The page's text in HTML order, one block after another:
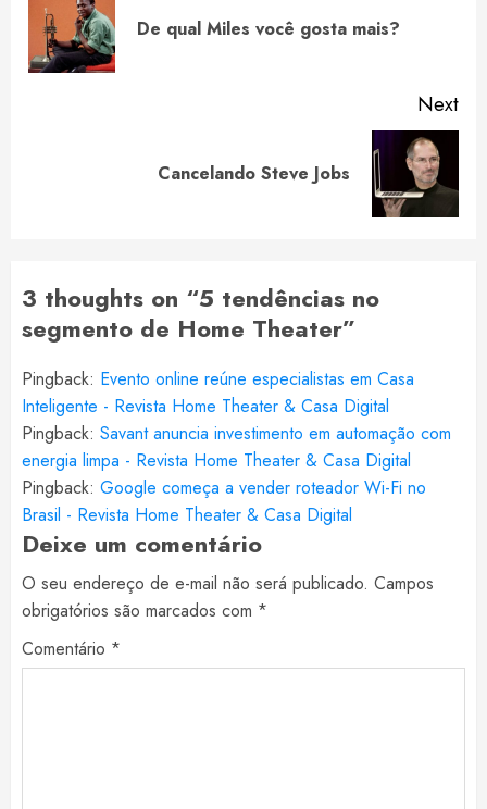
De qual Miles você gosta mais?
Next
Cancelando Steve Jobs
3 thoughts on “5 tendências no
segmento de Home Theater”
Pingback: Evento online reúne especialistas em Casa
Inteligente - Revista Home Theater & Casa Digital
Pingback: Savant anuncia investimento em automação com
energia limpa - Revista Home Theater & Casa Digital
Pingback: Google começa a vender roteador Wi-Fi no
Brasil - Revista Home Theater & Casa Digital
Deixe um comentário
O seu endereço de e-mail não será publicado. Campos
obrigatórios são marcados com *
Comentário *